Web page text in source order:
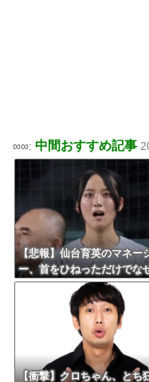
∞∞: 中間おすすめ記事
【悲報】仙台育英のマネー
ー、首をひねっただけでな
ウインクしたことにされて
【衝撃】クロちゃん、とち